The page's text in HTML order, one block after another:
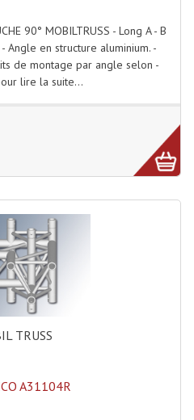
Et Disques Vinyls
Contrôleur DJ
DJ
Betonex
De Transport
De Transport
Pour Clavier
90° MOBILTRUSS - Long A - B
Angle en structure aluminium. -
de montage par angle selon -
lire la suite...
TRUSS
A31104R